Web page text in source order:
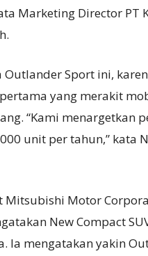
Marketing Director PT
Sport ini,
yang merakit
“Kami menargetkan
unit per tahun,” kata
Mitsubishi Motor
New Compact
Ia mengatakan yakin